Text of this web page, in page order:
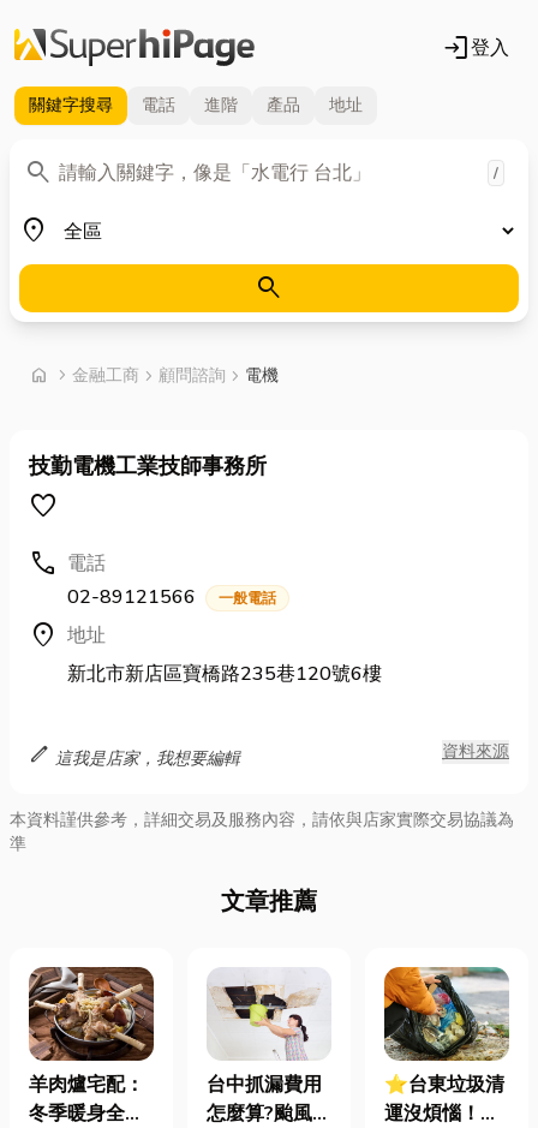
login登入
關鍵字搜尋 電話 進階 產品 地址
search
關鍵字 /
place
地區
search
home chevron_right 首頁
金融工商 chevron_right 顧問諮詢 chevron_right 電機
技勤電機工業技師事務所
favorite
call 電話
02-89121566
一般電話
location_on 地址
新北市新店區寶橋路235巷120號6樓
edit 這我是店家，我想要編輯 資料來源
本資料謹供參考，詳細交易及服務內容，請依與店家實際交易協議為
準
文章推薦
羊肉爐宅配：
冬季暖身全攻
台中抓漏費用
怎麼算?颱風過
⭐台東垃圾清
運沒煩惱！告